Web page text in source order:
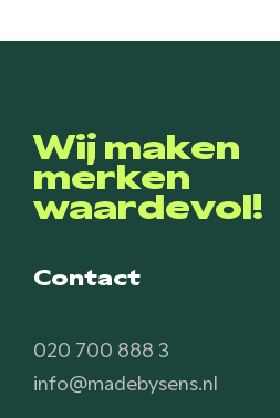
Wij maken
merken
waardevol!
Contact
020 700 888 3
info@madebysens.nl